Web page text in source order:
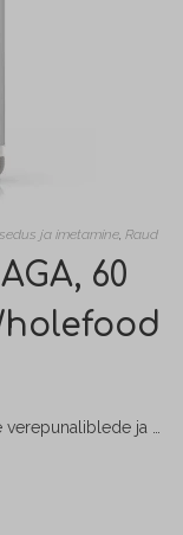
ja imetamine, Raud
60